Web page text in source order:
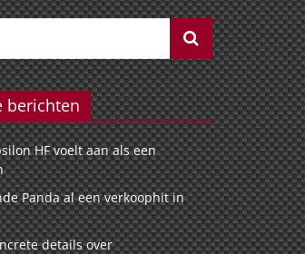
berichten
HF voelt aan als een
Panda al een verkoophit in
details over